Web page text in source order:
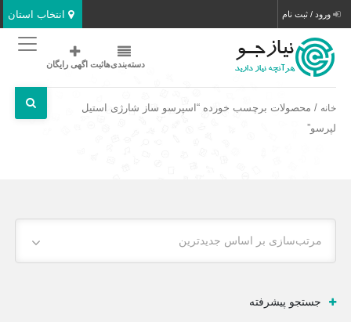
انتخاب استان ورود / ثبت نام
دسته‌بندی‌هاثبت اگهی رایگان
خانه / محصولات برچسب خورده “اسپرسو ساز شارژی استیل
لپرسو”
مرتب‌سازی بر اساس جدیدترین
جستجو پیشرفته